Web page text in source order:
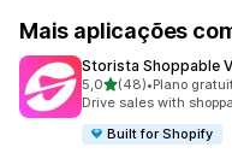
Mais aplicações
Storista Shoppable
5,0de 5 estrelas
(48)
48 total de avaliações
•Plano
Drive sales with
Built for Shopify